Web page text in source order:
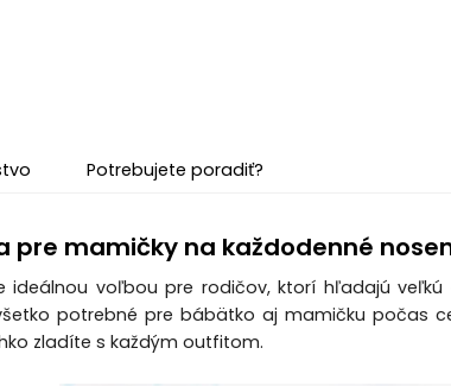
Potrebujete poradiť?
pre mamičky na každodenné
ideálnou voľbou pre rodičov, ktorí hľadajú
potrebné pre bábätko aj mamičku počas
zladíte s každým outfitom.